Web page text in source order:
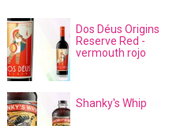
Dos Déus Origins
Reserve Red -
vermouth rojo
Shanky's Whip